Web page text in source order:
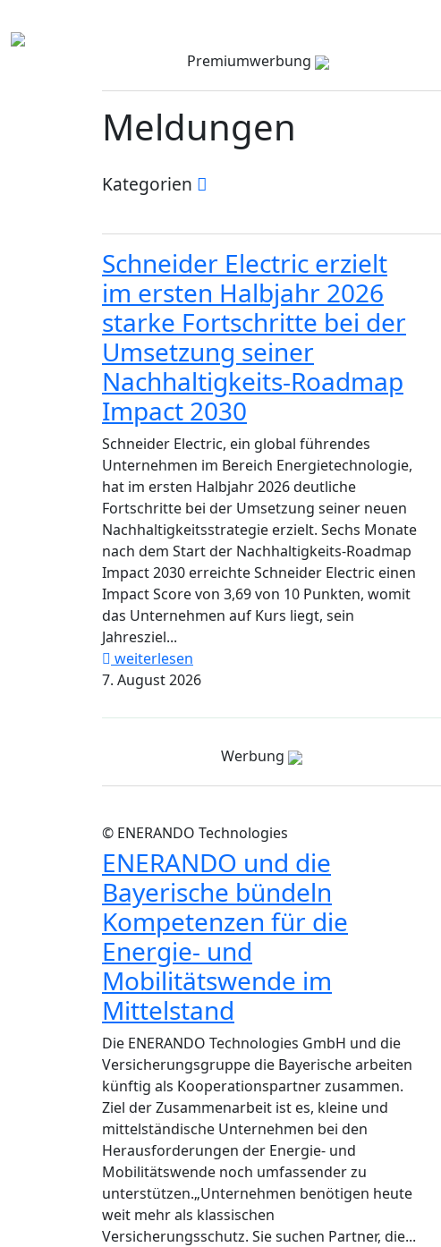
Premiumwerbung
Meldungen
Kategorien
Schneider Electric erzielt
im ersten Halbjahr 2026
starke Fortschritte bei der
Umsetzung seiner
Nachhaltigkeits-Roadmap
Impact 2030
Schneider Electric, ein global führendes
Unternehmen im Bereich Energietechnologie,
hat im ersten Halbjahr 2026 deutliche
Fortschritte bei der Umsetzung seiner neuen
Nachhaltigkeitsstrategie erzielt. Sechs Monate
nach dem Start der Nachhaltigkeits-Roadmap
Impact 2030 erreichte Schneider Electric einen
Impact Score von 3,69 von 10 Punkten, womit
das Unternehmen auf Kurs liegt, sein
Jahresziel...
weiterlesen
7. August 2026
Werbung
© ENERANDO Technologies
ENERANDO und die
Bayerische bündeln
Kompetenzen für die
Energie- und
Mobilitätswende im
Mittelstand
Die ENERANDO Technologies GmbH und die
Versicherungsgruppe die Bayerische arbeiten
künftig als Kooperationspartner zusammen.
Ziel der Zusammenarbeit ist es, kleine und
mittelständische Unternehmen bei den
Herausforderungen der Energie- und
Mobilitätswende noch umfassender zu
unterstützen.„Unternehmen benötigen heute
weit mehr als klassischen
Versicherungsschutz. Sie suchen Partner, die...